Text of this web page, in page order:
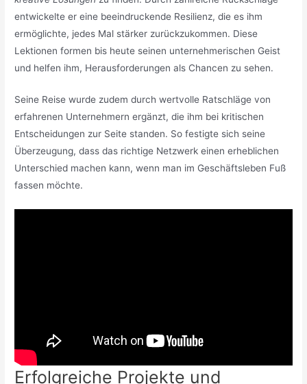
entwickelte er eine beeindruckende Resilienz, die es ihm
ermöglichte, jedes Mal stärker zurückzukommen. Diese
Lektionen formen bis heute seinen unternehmerischen Geist
und helfen ihm, Herausforderungen als Chancen zu sehen.
Seine Reise wurde zudem durch wertvolle Ratschläge von
erfahrenen Unternehmern ergänzt, die ihm bei kritischen
Entscheidungen zur Seite standen. So festigte sich seine
Überzeugung, dass das richtige Netzwerk einen erheblichen
Unterschied machen kann, wenn man im Geschäftsleben Fuß
fassen möchte.
Erfolgreiche Projekte und